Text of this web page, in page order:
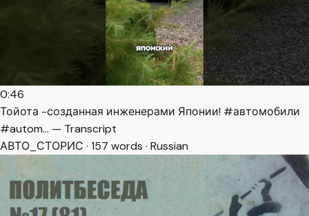
0:46
Тойота -созданная инженерами Японии! #автомобили
#autom… — Transcript
АВТО_СТОРИС · 157 words · Russian